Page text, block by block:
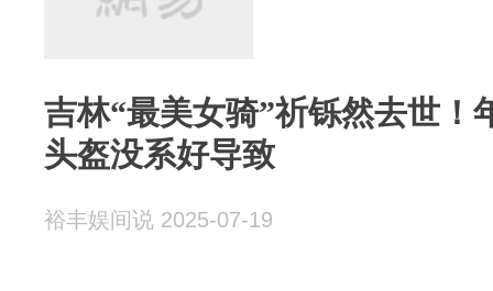
吉林“最美女骑”祈铄然去世！
头盔没系好导致
裕丰娱间说 2025-07-19